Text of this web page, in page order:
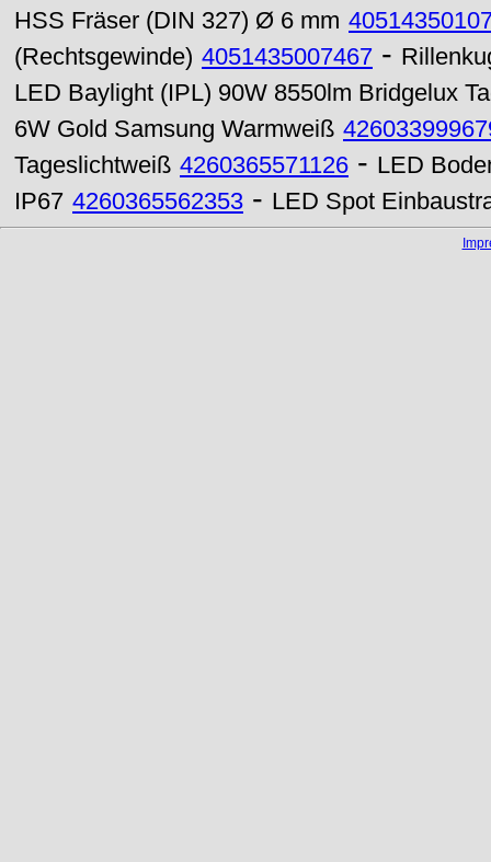
HSS Fräser (DIN 327) Ø 6 mm
(Rechtsgewinde) 4051435007467 -
LED Baylight (IPL) 90W 8550lm Bridgelux
6W Gold Samsung Warmweiß
Tageslichtweiß 4260365571126 - LED
IP67 4260365562353 - LED Spot